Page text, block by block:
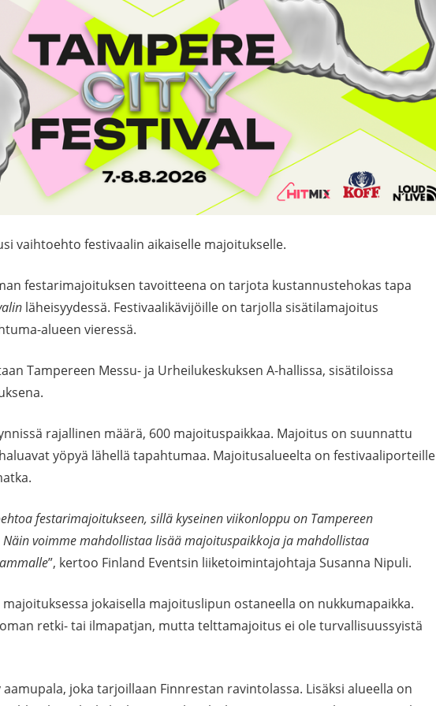
vaihtoehto festivaalin aikaiselle majoitukselle.
festarimajoituksen tavoitteena on tarjota kustannustehokas tapa
läheisyydessä. Festivaalikävijöille on tarjolla sisätilamajoitus
alueen vieressä.
Tampereen Messu- ja Urheilukeskuksen A-hallissa, sisätiloissa
rajallinen määrä, 600 majoituspaikkaa. Majoitus on suunnattu
yöpyä lähellä tapahtumaa. Majoitusalueelta on festivaaliporteille
festarimajoitukseen, sillä kyseinen viikonloppu on Tampereen
voimme mahdollistaa lisää majoituspaikkoja ja mahdollistaa
”, kertoo Finland Eventsin liiketoimintajohtaja Susanna Nipuli.
majoituksessa jokaisella majoituslipun ostaneella on nukkumapaikka.
retki- tai ilmapatjan, mutta telttamajoitus ei ole turvallisuussyistä
joka tarjoillaan Finnrestan ravintolassa. Lisäksi alueella on